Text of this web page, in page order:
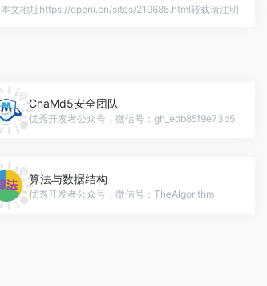
本文地址https://openi.cn/sites/219685.html转载请注明
ChaMd5安全团队
优秀开发者公众号，微信号：gh_edb85f9e73b5
算法与数据结构
优秀开发者公众号，微信号：TheAlgorithm